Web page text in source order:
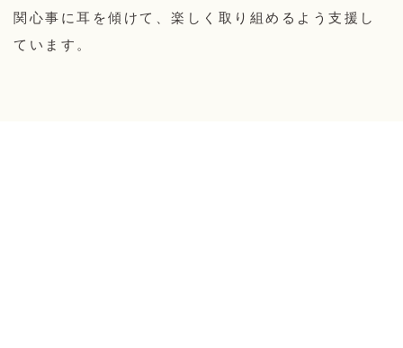
関心事に耳を傾けて、楽しく取り組めるよう支援し
ています。